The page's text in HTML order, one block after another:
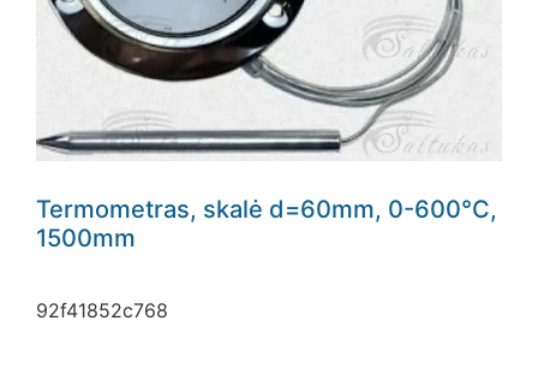
Termometras, skalė d=60mm, 0-600°C,
1500mm
92f41852c768